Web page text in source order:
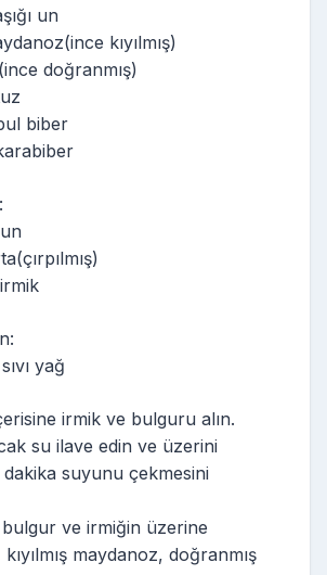
un
kıyılmış)
doğranmış)
biber
yağ
irmik ve bulguru alın.
su ilave edin ve üzerini
suyunu çekmesini
ve irmiğin üzerine
maydanoz, doğranmış